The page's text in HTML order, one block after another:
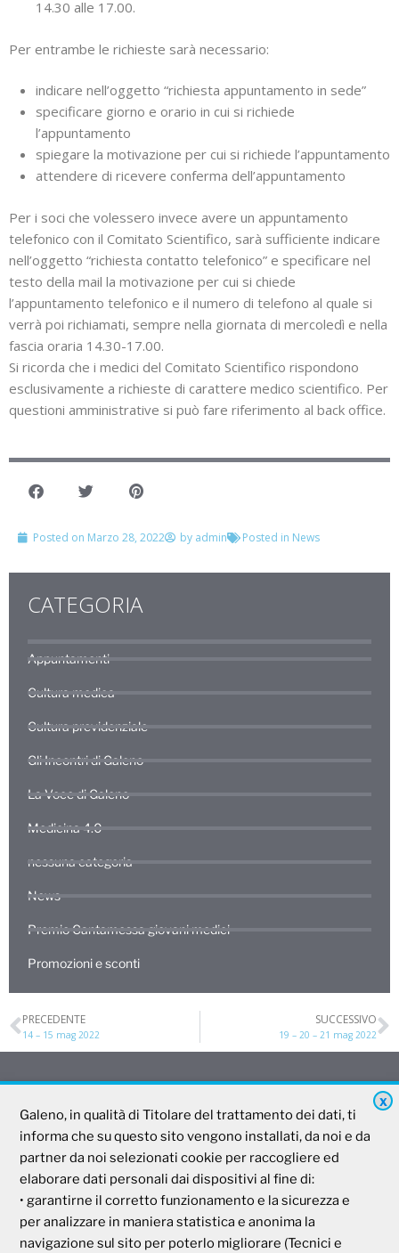
14.30 alle 17.00.
Per entrambe le richieste sarà necessario:
indicare nell’oggetto “richiesta appuntamento in sede”
specificare giorno e orario in cui si richiede
l’appuntamento
spiegare la motivazione per cui si richiede l’appuntamento
attendere di ricevere conferma dell’appuntamento
Per i soci che volessero invece avere un appuntamento
telefonico con il Comitato Scientifico, sarà sufficiente indicare
nell’oggetto “richiesta contatto telefonico” e specificare nel
testo della mail la motivazione per cui si chiede
l’appuntamento telefonico e il numero di telefono al quale si
verrà poi richiamati, sempre nella giornata di mercoledì e nella
fascia oraria 14.30-17.00.
Si ricorda che i medici del Comitato Scientifico rispondono
esclusivamente a richieste di carattere medico scientifico. Per
questioni amministrative si può fare riferimento al back office.
Posted on Marzo 28, 2022 by admin Posted in News
CATEGORIA
Appuntamenti
Cultura medica
Cultura previdenziale
Gli Incontri di Galeno
La Voce di Galeno
Medicina 4.0
nessuna categoria
News
Premio Cantamessa giovani medici
Promozioni e sconti
PRECEDENTE
14 – 15 mag 2022
SUCCESSIVO
19 – 20 – 21 mag 2022
Galeno
Società Mutua Cooperativa
Via Parigi, 11
00185 Roma
P.I e C.F. 04273791006
X
Galeno, in qualità di Titolare del trattamento dei dati, ti
informa che su questo sito vengono installati, da noi e da
partner da noi selezionati cookie per raccogliere ed
elaborare dati personali dai dispositivi al fine di:
• garantirne il corretto funzionamento e la sicurezza e
per analizzare in maniera statistica e anonima la
navigazione sul sito per poterlo migliorare (Tecnici e